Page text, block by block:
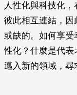
人性化與科技化
彼此相互連結，
或缺的。如何享受
性化？什麼是代表
邁入新的領域，尋